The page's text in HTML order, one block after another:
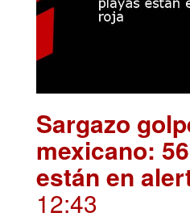
Sargazo
mexicano:
están en
12:43